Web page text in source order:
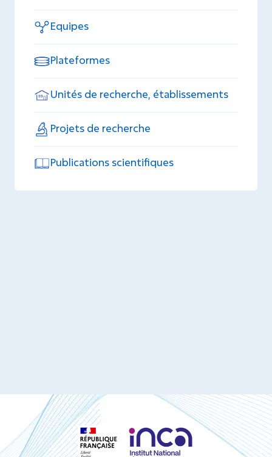
Equipes
Plateformes
Unités de recherche, établissements
Projets de recherche
Publications scientifiques